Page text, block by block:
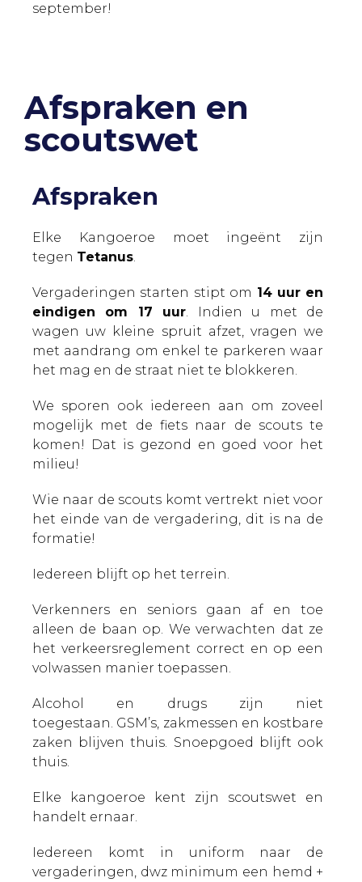
september!
Afspraken en
scoutswet
Afspraken
Elke Kangoeroe moet ingeënt zijn
tegen Tetanus.
Vergaderingen starten stipt om 14 uur en
eindigen om 17 uur. Indien u met de
wagen uw kleine spruit afzet, vragen we
met aandrang om enkel te parkeren waar
het mag en de straat niet te blokkeren.
We sporen ook iedereen aan om zoveel
mogelijk met de fiets naar de scouts te
komen! Dat is gezond en goed voor het
milieu!
Wie naar de scouts komt vertrekt niet voor
het einde van de vergadering, dit is na de
formatie!
Iedereen blijft op het terrein.
Verkenners en seniors gaan af en toe
alleen de baan op. We verwachten dat ze
het verkeersreglement correct en op een
volwassen manier toepassen.
Alcohol en drugs zijn niet
toegestaan. GSM’s, zakmessen en kostbare
zaken blijven thuis. Snoepgoed blijft ook
thuis.
Elke kangoeroe kent zijn scoutswet en
handelt ernaar.
Iedereen komt in uniform naar de
vergaderingen, dwz minimum een hemd +